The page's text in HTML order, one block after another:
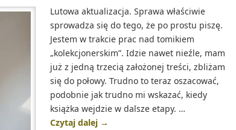
Lutowa aktualizacja. Sprawa właściwie
sprowadza się do tego, że po prostu piszę.
Jestem w trakcie prac nad tomikiem
„kolekcjonerskim”. Idzie nawet nieźle, mam
już z jedną trzecią założonej treści, zbliżam
się do połowy. Trudno to teraz oszacować,
podobnie jak trudno mi wskazać, kiedy
książka wejdzie w dalsze etapy. …
Czytaj dalej →